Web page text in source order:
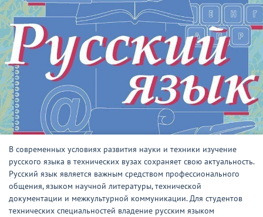
В современных условиях развития науки и техники изучение
русского языка в технических вузах сохраняет свою актуальность.
Русский язык является важным средством профессионального
общения, языком научной литературы, технической
документации и межкультурной коммуникации. Для студентов
технических специальностей владение русским языком